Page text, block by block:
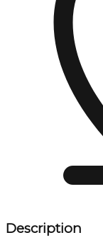
Description